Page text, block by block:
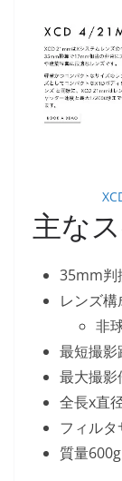
主な
35mm判
レンズ
非
最短撮
最大撮影
全長x直
フィル
質量600g